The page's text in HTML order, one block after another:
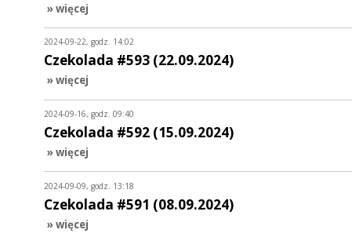
» więcej
2024-09-22, godz. 14:02
Czekolada #593 (22.09.2024)
» więcej
2024-09-16, godz. 09:40
Czekolada #592 (15.09.2024)
» więcej
2024-09-09, godz. 13:18
Czekolada #591 (08.09.2024)
» więcej